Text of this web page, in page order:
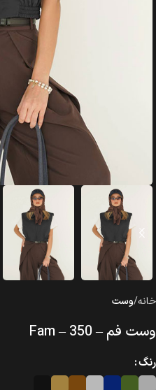
خانه وست
وست فم – Fam – 350
رنگ